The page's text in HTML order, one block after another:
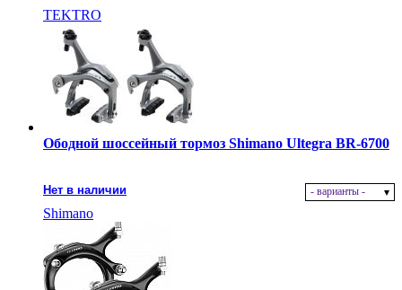
TEKTRO
Ободной шоссейный тормоз Shimano Ultegra BR-6700
Нет в наличии - варианты -
Shimano